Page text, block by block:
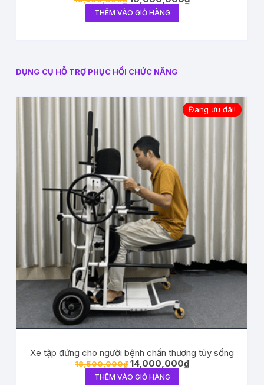
THÊM VÀO GIỎ HÀNG
DỤNG CỤ HỖ TRỢ PHỤC HỒI CHỨC NĂNG
Đang ưu đãi!
Xe tập đứng cho người bệnh chấn thương tủy sống
18,500,000₫ 14,000,000₫
THÊM VÀO GIỎ HÀNG